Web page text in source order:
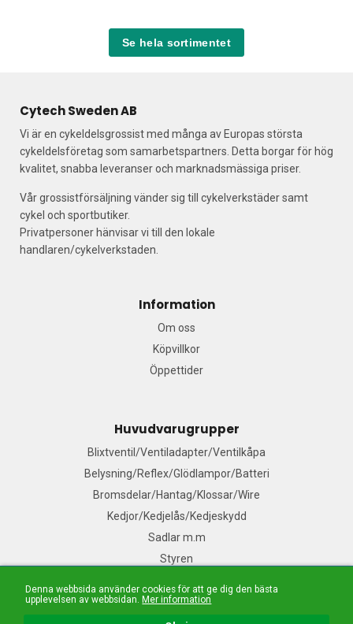
Denna webbsida använder cookies för att ge dig den bästa
upplevelsen av webbsidan.Mer information
Se hela sortimentet
Cytech Sweden AB
Vi är en cykeldelsgrossist med många av Europas största
cykeldelsföretag som samarbetspartners. Detta borgar för hög
kvalitet, snabba leveranser och marknadsmässiga priser.
Vår grossistförsäljning vänder sig till cykelverkstäder samt
cykel och sportbutiker.
Privatpersoner hänvisar vi till den lokale
handlaren/cykelverkstaden.
Information
Om oss
Köpvillkor
Öppettider
Huvudvarugrupper
Blixtventil/Ventiladapter/Ventilkåpa
Belysning/Reflex/Glödlampor/Batteri
Bromsdelar/Hantag/Klossar/Wire
Kedjor/Kedjelås/Kedjeskydd
Sadlar m.m
Styren
Mail:
| Tel: 076-140 91 99| E-handelslösning från